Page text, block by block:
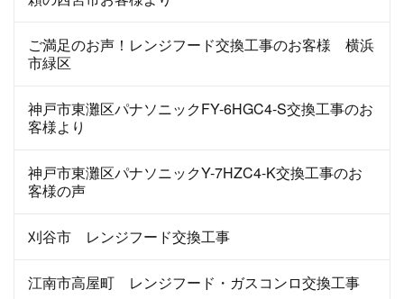
ご満足のお声！レンジフード交換工事のお客様 横浜
市緑区
神戸市東灘区パナソニックFY-6HGC4-S交換工事のお
客様より
神戸市東灘区パナソニックY-7HZC4-K交換工事のお
客様の声
刈谷市 レンジフード交換工事
江南市高屋町 レンジフード・ガスコンロ交換工事